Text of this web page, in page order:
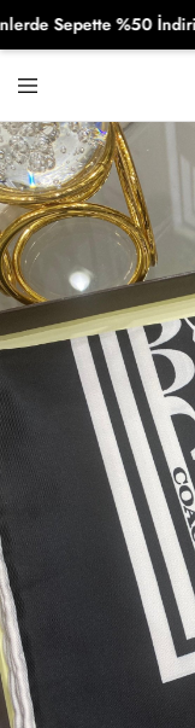
Sepette %50 İndirim!